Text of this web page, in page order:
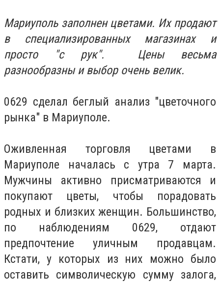
Мариуполь заполнен цветами. Их продают
в специализированных магазинах и
просто "с рук". Цены весьма
разнообразны и выбор очень велик.
0629 сделал беглый анализ "цветочного
рынка" в Мариуполе.
Оживленная торговля цветами в
Мариуполе началась с утра 7 марта.
Мужчины активно присматриваются и
покупают цветы, чтобы порадовать
родных и близких женщин. Большинство,
по наблюдениям 0629, отдают
предпочтение уличным продавцам.
Кстати, у которых из них можно было
оставить символическую сумму залога,